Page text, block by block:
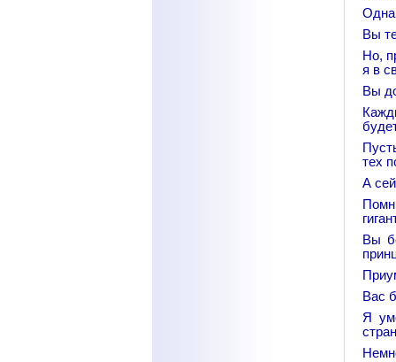
Вы
Но,
я в
Вы
тех
А
Вы
Вас
Я